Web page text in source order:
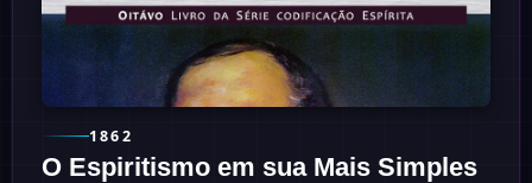
1862
O Espiritismo em sua Mais Simples